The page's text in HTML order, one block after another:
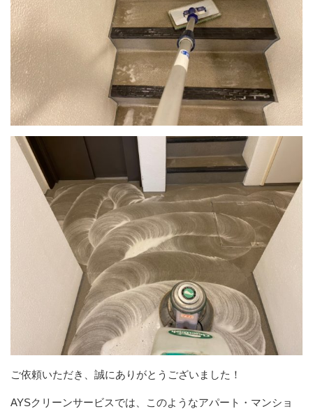
ご依頼いただき、誠にありがとうございました！
AYSクリーンサービスでは、このようなアパート・マンショ